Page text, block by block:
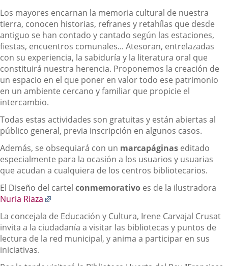
Los mayores encarnan la memoria cultural de nuestra
tierra, conocen historias, refranes y retahílas que desde
antiguo se han contado y cantado según las estaciones,
fiestas, encuentros comunales... Atesoran, entrelazadas
con su experiencia, la sabiduría y la literatura oral que
constituirá nuestra herencia. Proponemos la creación de
un espacio en el que poner en valor todo ese patrimonio
en un ambiente cercano y familiar que propicie el
intercambio.
Todas estas actividades son gratuitas y están abiertas al
público general, previa inscripción en algunos casos.
Además, se obsequiará con un marcapáginas editado
especialmente para la ocasión a los usuarios y usuarias
que acudan a cualquiera de los centros bibliotecarios.
El Diseño del cartel conmemorativo es de la ilustradora
Nuria Riaza
una
aplicación
externa.
La concejala de Educación y Cultura, Irene Carvajal Crusat
invita a la ciudadanía a visitar las bibliotecas y puntos de
lectura de la red municipal, y anima a participar en sus
iniciativas.